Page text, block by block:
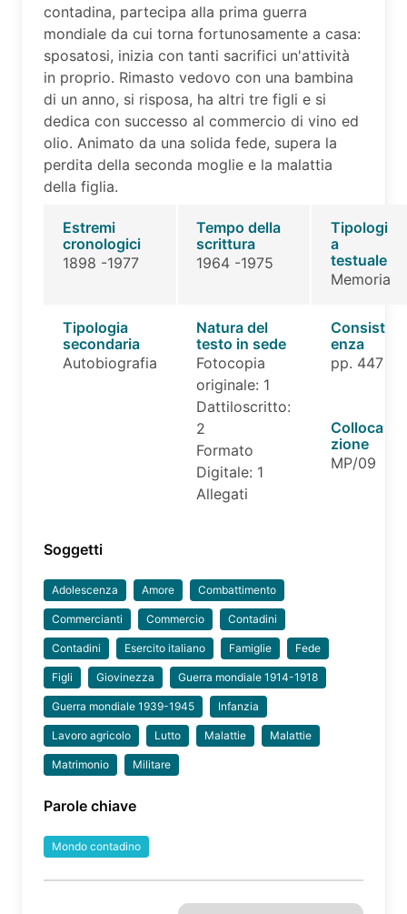
contadina, partecipa alla prima guerra
mondiale da cui torna fortunosamente a casa:
sposatosi, inizia con tanti sacrifici un'attività
in proprio. Rimasto vedovo con una bambina
di un anno, si risposa, ha altri tre figli e si
dedica con successo al commercio di vino ed
olio. Animato da una solida fede, supera la
perdita della seconda moglie e la malattia
della figlia.
Estremi
cronologici
1898 -1977
Tempo della
scrittura
1964 -1975
Tipologi
a
testuale
Memoria
Tipologia
secondaria
Autobiografia
Natura del
testo in sede
Fotocopia
originale: 1
Dattiloscritto:
2
Formato
Digitale: 1
Allegati
Consist
enza
pp. 447
Colloca
zione
MP/09
Soggetti
Adolescenza Amore Combattimento
Commercianti Commercio Contadini
Contadini Esercito italiano Famiglie Fede
Figli Giovinezza Guerra mondiale 1914-1918
Guerra mondiale 1939-1945 Infanzia
Lavoro agricolo Lutto Malattie Malattie
Matrimonio Militare
Parole chiave
Mondo contadino